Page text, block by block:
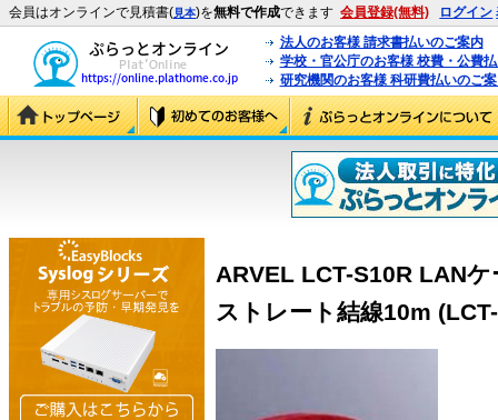
会員はオンラインで見積書(見本)を無料で作成できます 会員登録(無料) ログイン
法人のお客様 請求書払いのご案内
学校・官公庁のお客様 校費・公費
研究機関のお客様 科研費払いのご
ARVEL LCT-S10R LAN
ストレート結線10m